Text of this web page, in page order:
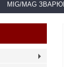
MIG/MAG